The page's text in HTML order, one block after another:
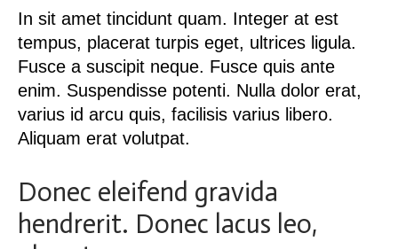
In sit amet tincidunt quam. Integer at est
tempus, placerat turpis eget, ultrices ligula.
Fusce a suscipit neque. Fusce quis ante
enim. Suspendisse potenti. Nulla dolor erat,
varius id arcu quis, facilisis varius libero.
Aliquam erat volutpat.
Donec eleifend gravida
hendrerit. Donec lacus leo,